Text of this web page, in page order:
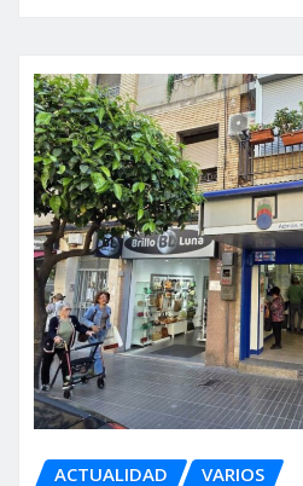
ACTUALIDAD VARIOS